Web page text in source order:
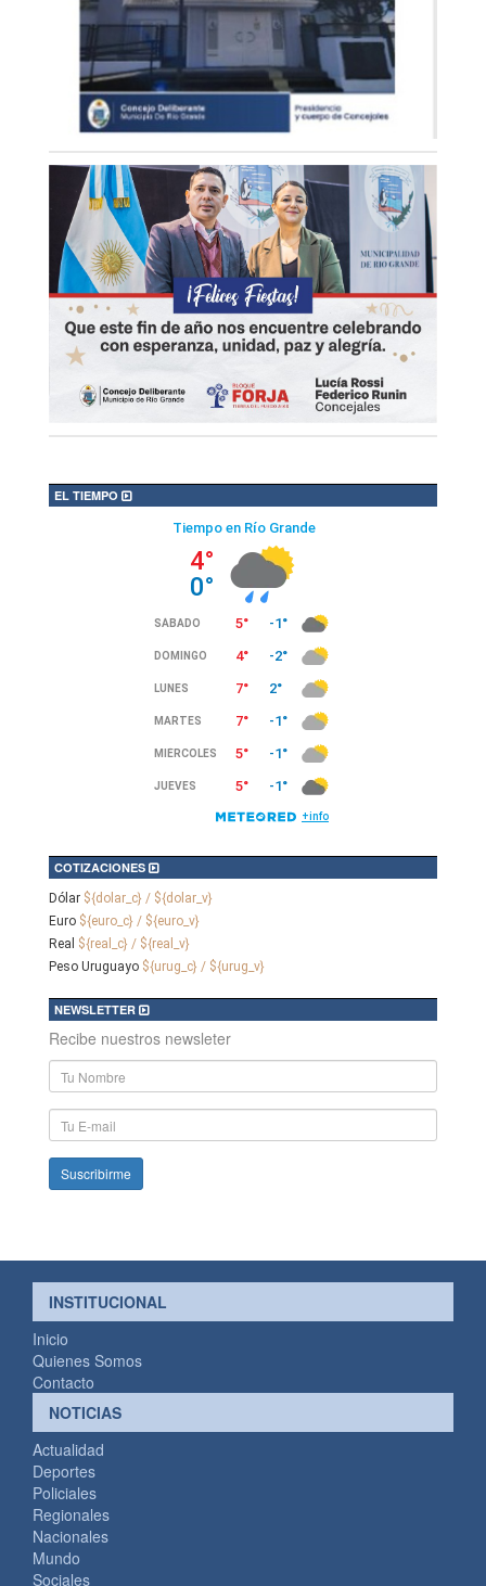
EL TIEMPO
COTIZACIONES
Dólar ${dolar_c} / ${dolar_v}
Euro ${euro_c} / ${euro_v}
Real ${real_c} / ${real_v}
Peso Uruguayo ${urug_c} / ${urug_v}
NEWSLETTER
Recibe nuestros newsleter
Nombre
y
Apellido
E-
mail
INSTITUCIONAL
Inicio
Quienes Somos
Contacto
NOTICIAS
Actualidad
Deportes
Policiales
Regionales
Nacionales
Mundo
Sociales